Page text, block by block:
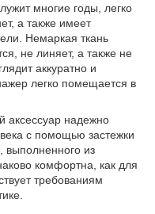
многие годы, легко
а также имеет
Немаркая ткань
не линяет, а также не
аккуратно и
легко помещается в
аксессуар надежно
с помощью застежки
выполненного из
комфортна, как для
требованиям